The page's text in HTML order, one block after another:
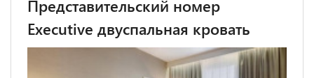
Представительский номер
Executive двуспальная кровать